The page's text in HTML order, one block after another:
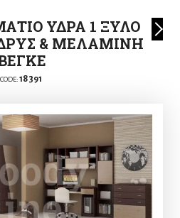
ΥΔΡΑ 1 ΞΥΛΟ
& ΜΕΛΑΜΙΝΗ
CODE: 18391